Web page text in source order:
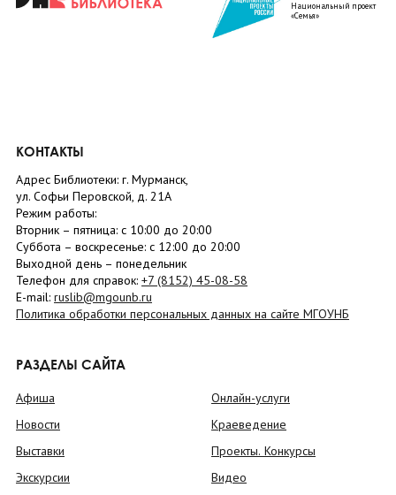
Национальный проект
«Семья»
КОНТАКТЫ
Адрес Библиотеки: г. Мурманск,
ул. Софьи Перовской, д. 21А
Режим работы:
Вторник – пятница: с 10:00 до 20:00
Суббота – воскресенье: c 12:00 до 20:00
Выходной день – понедельник
Телефон для справок: +7 (8152) 45-08-58
E-mail: ruslib@mgounb.ru
Политика обработки персональных данных на сайте МГОУНБ
РАЗДЕЛЫ САЙТА
Афиша
Новости
Выставки
Экскурсии
Онлайн-услуги
Краеведение
Проекты. Конкурсы
Видео